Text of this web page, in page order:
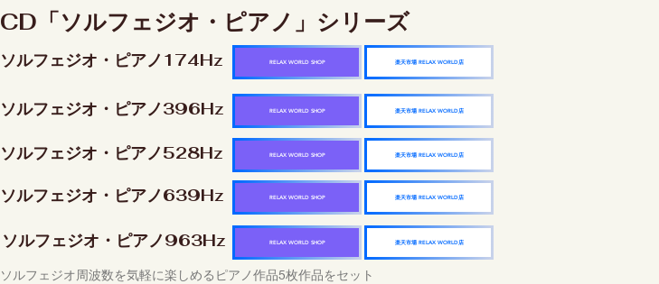
CD「ソルフェジオ・ピアノ」シリーズ
ソルフェジオ・ピアノ174Hz 楽天市場 RELAX WORLD店
RELAX WORLD SHOP
ソルフェジオ・ピアノ396Hz 楽天市場 RELAX WORLD店
RELAX WORLD SHOP
ソルフェジオ・ピアノ528Hz 楽天市場 RELAX WORLD店
RELAX WORLD SHOP
ソルフェジオ・ピアノ639Hz 楽天市場 RELAX WORLD店
RELAX WORLD SHOP
ソルフェジオ・ピアノ963Hz 楽天市場 RELAX WORLD店
RELAX WORLD SHOP
ソルフェジオ周波数を気軽に楽しめるピアノ作品5枚作品をセット